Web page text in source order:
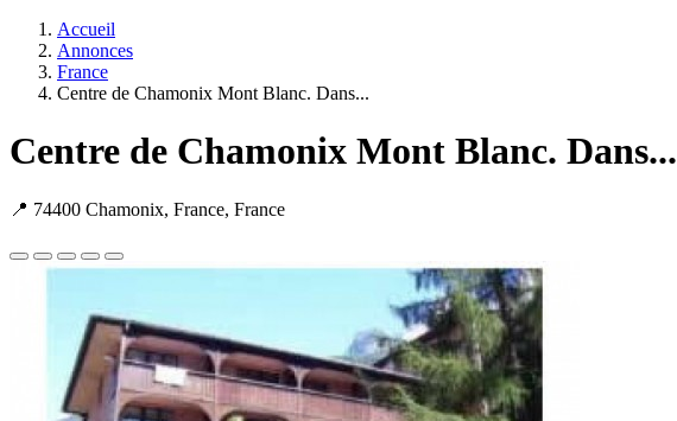
Accueil
Annonces
France
Centre de Chamonix Mont Blanc. Dans...
Centre de Chamonix Mont Blanc. Dans...
📍 74400 Chamonix, France, France